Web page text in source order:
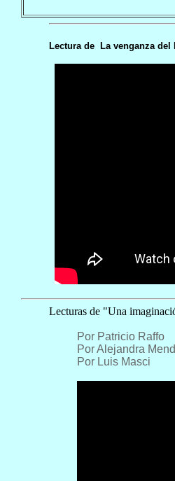
Lectura de La venganza del
Lecturas de "Una
Por Patricio Raffo
Por Alejandra
Por Luis Masci